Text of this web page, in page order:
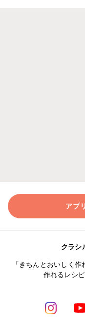
アプ
クラシ
「きちんとおいしく
作れるレシ